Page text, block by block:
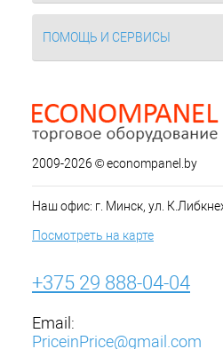
ПОМОЩЬ И СЕРВИСЫ
2009-2026 © econompanel.by
Наш офис: г. Минск, ул.
Посмотреть на карте
+375 29 888-04-04
Email:
PriceinPrice@gmail.com